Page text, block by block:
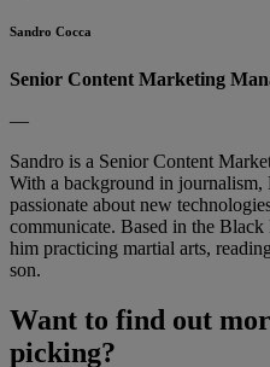
Sandro Cocca
Senior Content Marketing
—
Sandro is a Senior Content
With a background in journalism,
passionate about new
communicate. Based in the
him practicing martial arts,
son.
Want to find out
picking?